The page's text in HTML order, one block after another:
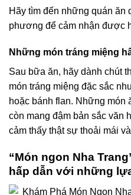
Hãy tìm đến những quán ăn
phương để cảm nhận được
Những món tráng miệng
Sau bữa ăn, hãy dành chút
món tráng miệng đặc sắc
hoặc bánh flan. Những món
còn mang đậm bản sắc văn
cảm thấy thật sự thoải mái
“Món ngon Nha
hấp dẫn với những